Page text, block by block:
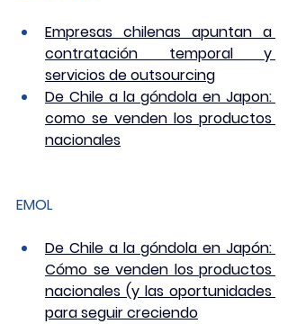
Empresas chilenas apuntan a
contratación temporal y
servicios de outsourcing
De Chile a la góndola en Japon:
como se venden los productos
nacionales
EMOL
De Chile a la góndola en Japón:
Cómo se venden los productos
nacionales (y las oportunidades
para seguir creciendo